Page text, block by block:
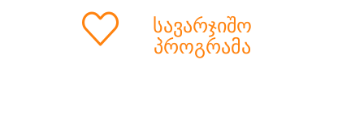
სავარჯიშო
პროგრამა